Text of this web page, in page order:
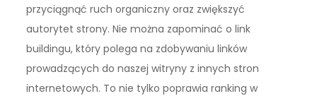
przyciągnąć ruch organiczny oraz zwiększyć
autorytet strony. Nie można zapominać o link
buildingu, który polega na zdobywaniu linków
prowadzących do naszej witryny z innych stron
internetowych. To nie tylko poprawia ranking w